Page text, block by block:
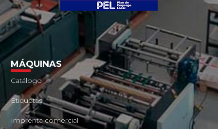
MÁQUINAS
Catálogo
Etiquetas
Imprenta comercial